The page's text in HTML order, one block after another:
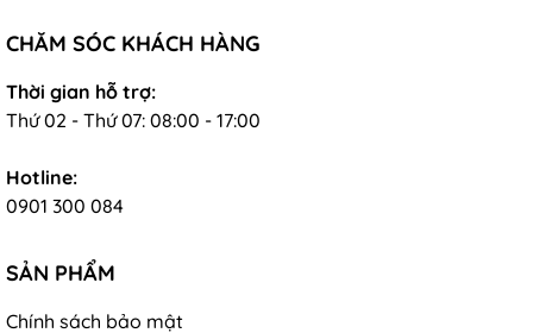
CHĂM SÓC KHÁCH HÀNG
Thời gian hỗ trợ:
Thứ 02 - Thứ 07: 08:00 - 17:00
Hotline:
0901 300 084
SẢN PHẨM
Chính sách bảo mật